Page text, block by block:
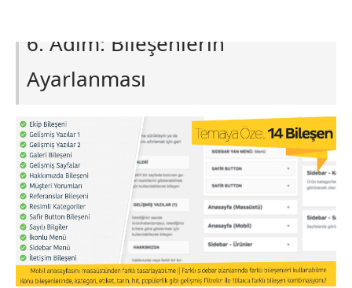
6. Adım: Bileşenlerin
Ayarlanması